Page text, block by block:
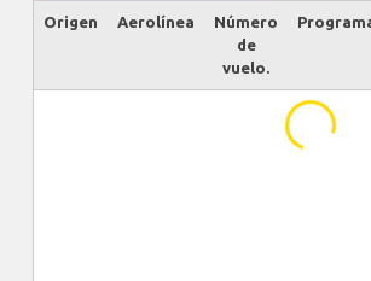
Origen Aerolínea
Número
de
vuelo.